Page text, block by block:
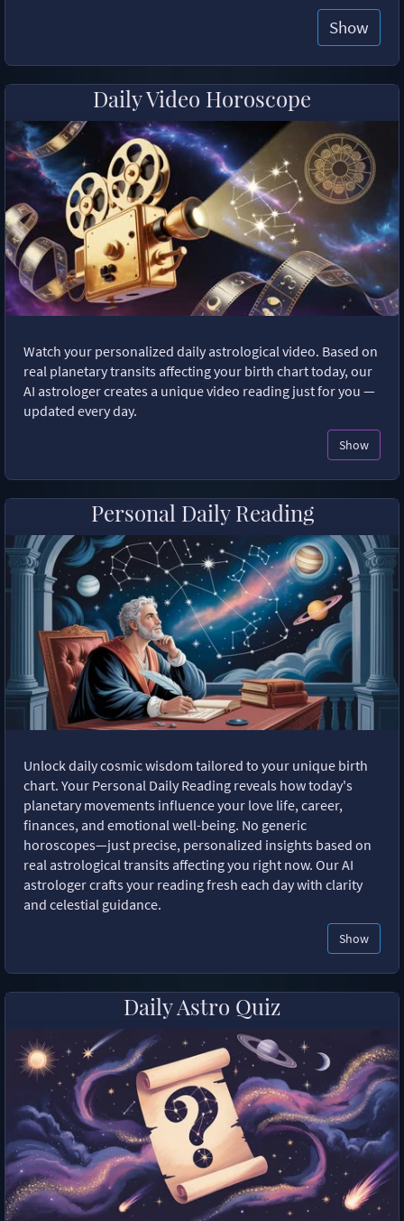
Show
Daily Video Horoscope
Watch your personalized daily astrological video. Based on
real planetary transits affecting your birth chart today, our
AI astrologer creates a unique video reading just for you —
updated every day.
Show
Personal Daily Reading
Unlock daily cosmic wisdom tailored to your unique birth
chart. Your Personal Daily Reading reveals how today's
planetary movements influence your love life, career,
finances, and emotional well-being. No generic
horoscopes—just precise, personalized insights based on
real astrological transits affecting you right now. Our AI
astrologer crafts your reading fresh each day with clarity
and celestial guidance.
Show
Daily Astro Quiz